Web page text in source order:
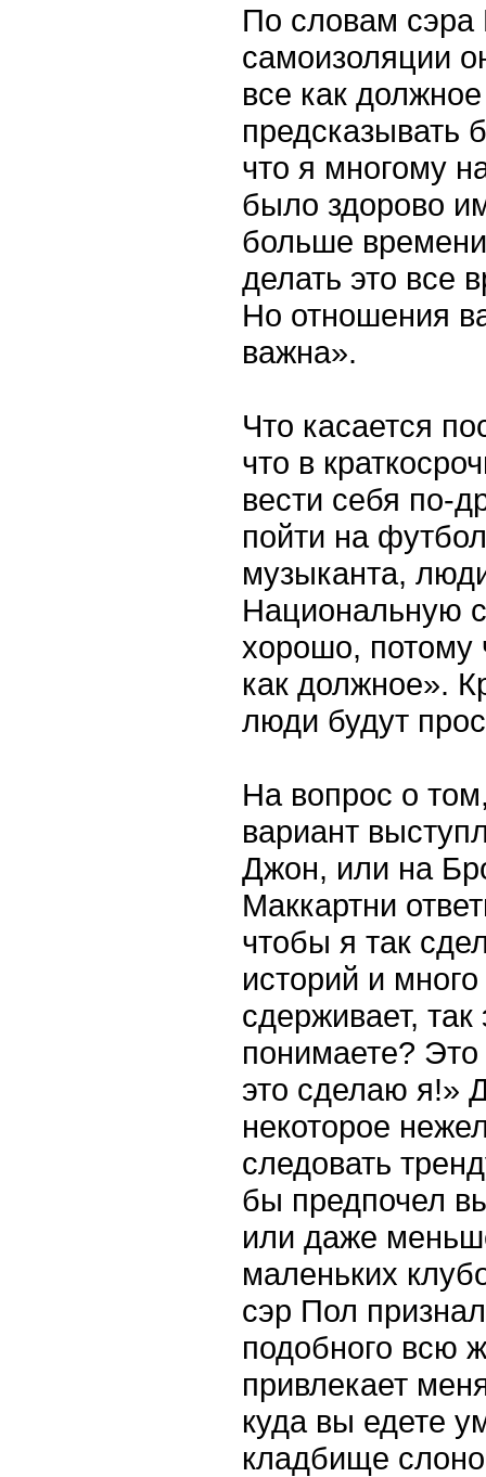
По словам
самоизоляции
все как
предсказывать
что я многому
было здорово
больше
делать это все
Но отношения
важна».
Что касается
что в
вести себя по-
пойти на
музыканта,
Национальную
хорошо, потому
как должное».
люди будут
На вопрос о
вариант
Джон, или на
Маккартни
чтобы я так
историй и
сдерживает,
понимаете?
это сделаю я!»
некоторое
следовать
бы предпочел
или даже
маленьких
сэр Пол
подобного всю
привлекает
куда вы едете
кладбище